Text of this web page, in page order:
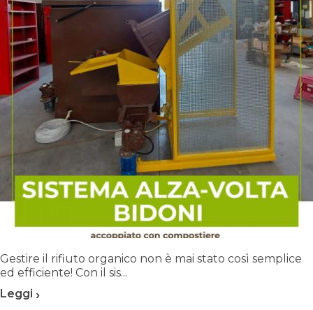
Gestire il rifiuto organico non è mai stato così semplice
ed efficiente! Con il sis...
Leggi ›